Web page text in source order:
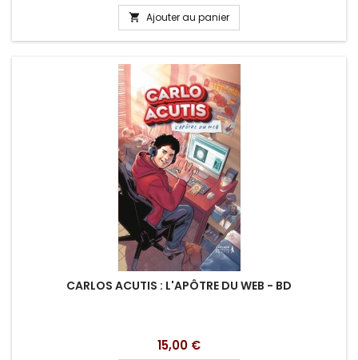
 Ajouter au panier
CARLOS ACUTIS : L'APÔTRE DU WEB - BD
Prix
15,00 €